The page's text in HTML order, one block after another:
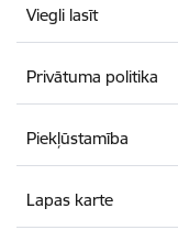
Viegli lasīt
Privātuma politika
Piekļūstamība
Lapas karte